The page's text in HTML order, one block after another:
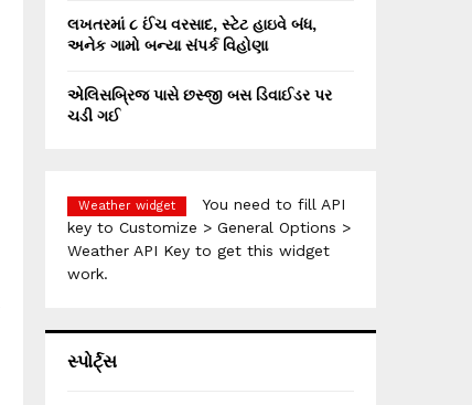
લખતરમાં ૮ ઈંચ વરસાદ, સ્ટેટ હાઇવે બંધ,
અનેક ગામો બન્યા સંપર્ક વિહોણા
એલિસબ્રિજ પાસે છસ્જી બસ ડિવાઈડર પર
ચડી ગઈ
Weather widget
You need to fill API
key to Customize > General Options >
Weather API Key to get this widget
work.
સ્પોર્ટ્સ